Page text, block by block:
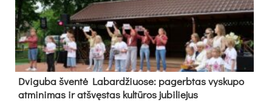
Dvi­gu­ba šven­tė La­bar­džiuo­se: pa­gerb­tas vys­ku­po
at­mi­ni­mas ir at­švęs­tas kul­tū­ros ju­bi­lie­jus